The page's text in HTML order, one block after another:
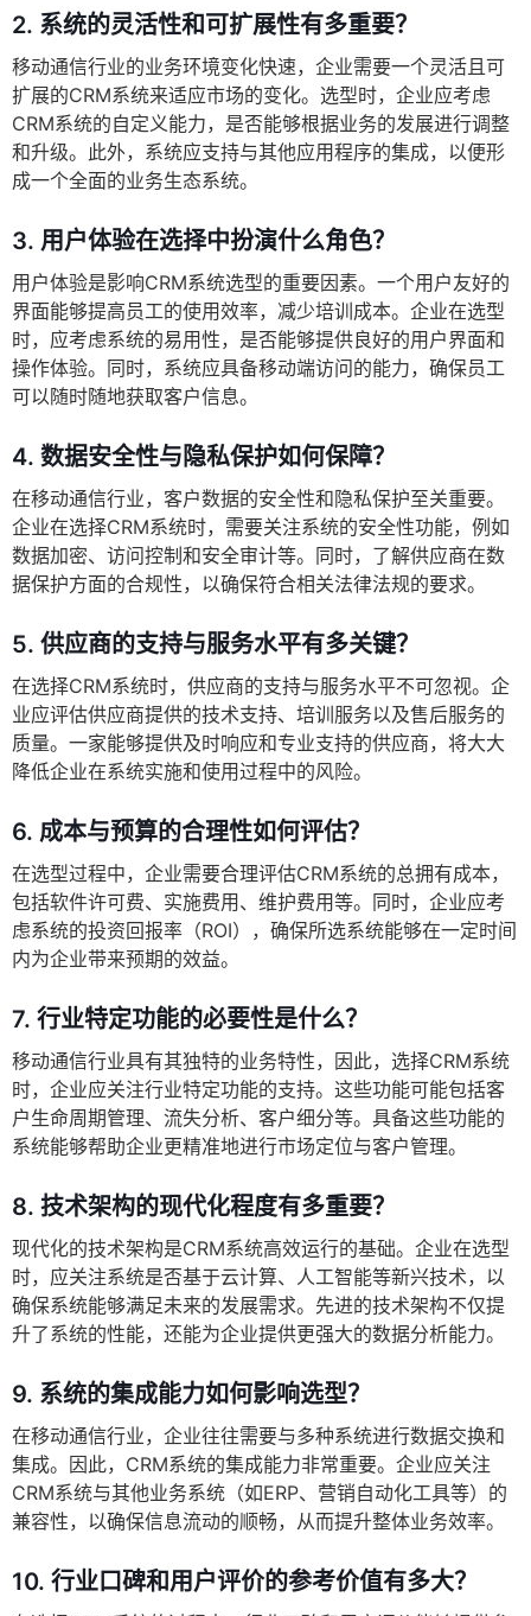
2. 系统的灵活性和可扩展性有多重要？
移动通信行业的业务环境变化快速，企业需要一个灵活且可
扩展的CRM系统来适应市场的变化。选型时，企业应考虑
CRM系统的自定义能力，是否能够根据业务的发展进行调整
和升级。此外，系统应支持与其他应用程序的集成，以便形
成一个全面的业务生态系统。
3. 用户体验在选择中扮演什么角色？
用户体验是影响CRM系统选型的重要因素。一个用户友好的
界面能够提高员工的使用效率，减少培训成本。企业在选型
时，应考虑系统的易用性，是否能够提供良好的用户界面和
操作体验。同时，系统应具备移动端访问的能力，确保员工
可以随时随地获取客户信息。
4. 数据安全性与隐私保护如何保障？
在移动通信行业，客户数据的安全性和隐私保护至关重要。
企业在选择CRM系统时，需要关注系统的安全性功能，例如
数据加密、访问控制和安全审计等。同时，了解供应商在数
据保护方面的合规性，以确保符合相关法律法规的要求。
5. 供应商的支持与服务水平有多关键？
在选择CRM系统时，供应商的支持与服务水平不可忽视。企
业应评估供应商提供的技术支持、培训服务以及售后服务的
质量。一家能够提供及时响应和专业支持的供应商，将大大
降低企业在系统实施和使用过程中的风险。
6. 成本与预算的合理性如何评估？
在选型过程中，企业需要合理评估CRM系统的总拥有成本，
包括软件许可费、实施费用、维护费用等。同时，企业应考
虑系统的投资回报率（ROI），确保所选系统能够在一定时间
内为企业带来预期的效益。
7. 行业特定功能的必要性是什么？
移动通信行业具有其独特的业务特性，因此，选择CRM系统
时，企业应关注行业特定功能的支持。这些功能可能包括客
户生命周期管理、流失分析、客户细分等。具备这些功能的
系统能够帮助企业更精准地进行市场定位与客户管理。
8. 技术架构的现代化程度有多重要？
现代化的技术架构是CRM系统高效运行的基础。企业在选型
时，应关注系统是否基于云计算、人工智能等新兴技术，以
确保系统能够满足未来的发展需求。先进的技术架构不仅提
升了系统的性能，还能为企业提供更强大的数据分析能力。
9. 系统的集成能力如何影响选型？
在移动通信行业，企业往往需要与多种系统进行数据交换和
集成。因此，CRM系统的集成能力非常重要。企业应关注
CRM系统与其他业务系统（如ERP、营销自动化工具等）的
兼容性，以确保信息流动的顺畅，从而提升整体业务效率。
10. 行业口碑和用户评价的参考价值有多大？